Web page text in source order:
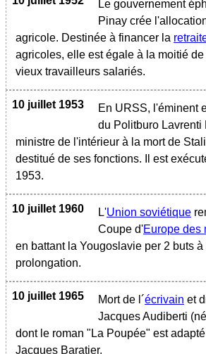
Le gouvernement
Pinay crée
agricole. Destinée à financer la
agricoles, elle est égale à la moitié
vieux travailleurs salariés.
10 juillet 1953
En URSS, l'éminent
du Politburo Lavrenti
ministre de l'intérieur à la mort de
destitué de ses fonctions. Il est
1953.
10 juillet 1960 L'Union soviétique
Coupe d'Europe des
en battant la Yougoslavie per 2 buts à
prolongation.
10 juillet 1965 Mort de l´écrivain et
Jacques Audiberti
dont le roman "La Poupée" est
Jacques Baratier.